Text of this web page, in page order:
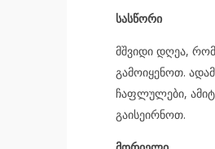
სასწორი
მშვიდი დღეა,
გამოიყენოთ.
ჩაფლულები,
გაისეირნოთ.